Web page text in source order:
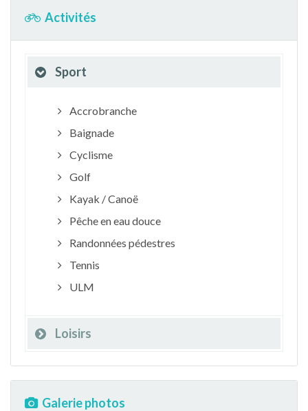
Activités
Sport
Accrobranche
Baignade
Cyclisme
Golf
Kayak / Canoë
Pêche en eau douce
Randonnées pédestres
Tennis
ULM
Loisirs
Galerie photos